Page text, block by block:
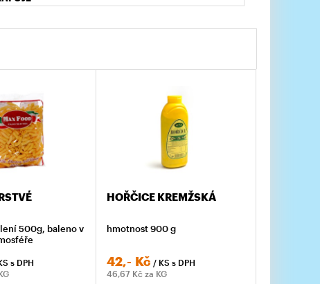
500g, baleno v
s DPH
HOŘČICE KREMŽSKÁ
hmotnost 900 g
42,- Kč / KS s DPH
46,67Kč za KG